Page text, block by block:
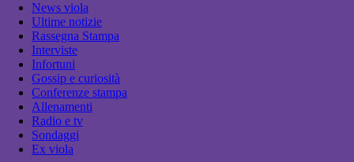
News viola
Ultime notizie
Rassegna Stampa
Interviste
Infortuni
Gossip e curiosità
Conferenze stampa
Allenamenti
Radio e tv
Sondaggi
Ex viola